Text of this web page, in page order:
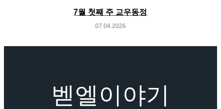
7월 첫째 주 교우동정
07.04.2026
벧엘이야기